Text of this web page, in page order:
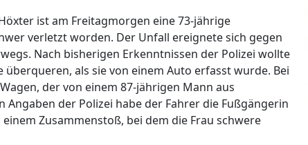
ist am Freitagmorgen eine 73-jährige
verletzt worden. Der Unfall ereignete sich gegen
Nach bisherigen Erkenntnissen der Polizei wollte
als sie von einem Auto erfasst wurde. Bei
der von einem 87-jährigen Mann aus
der Polizei habe der Fahrer die Fußgängerin
Zusammenstoß, bei dem die Frau schwere